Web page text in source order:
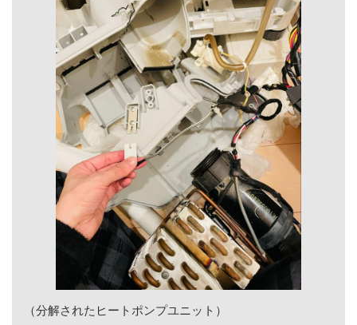
（分解されたヒートポンプユニット）